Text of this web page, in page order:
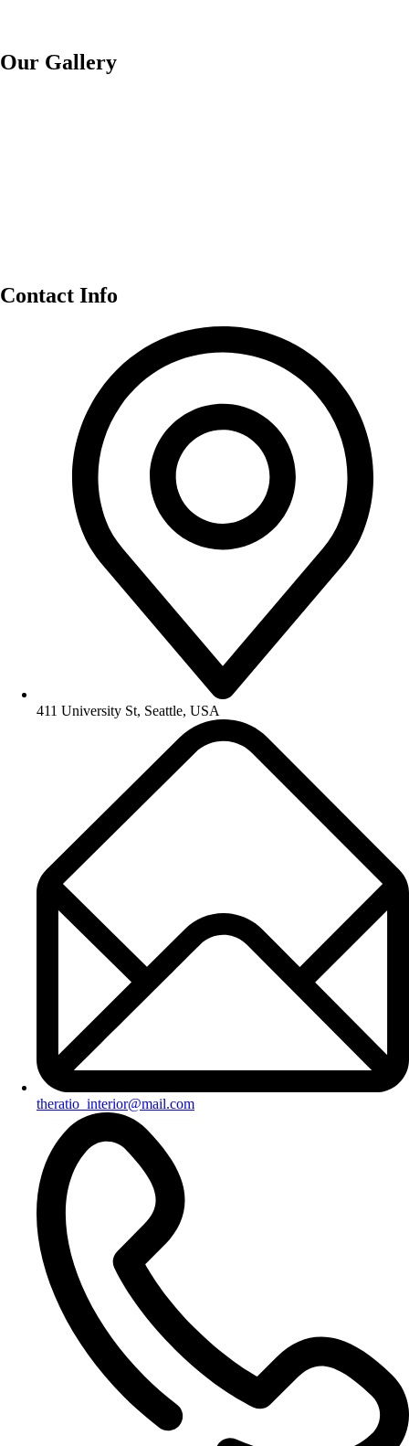
Our Gallery
Contact Info
411 University St, Seattle, USA
theratio_interior@mail.com